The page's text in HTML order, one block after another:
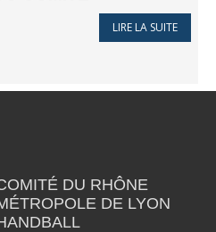
LIRE LA SUITE
DU RHÔNE
DE LYON